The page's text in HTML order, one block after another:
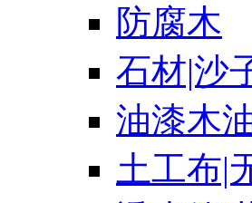
防腐木
石材|沙
油漆木
土工布|